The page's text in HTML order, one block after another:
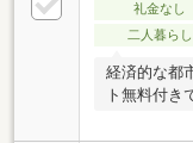
礼金なし
二人暮らし
経済的な都
ト無料付き